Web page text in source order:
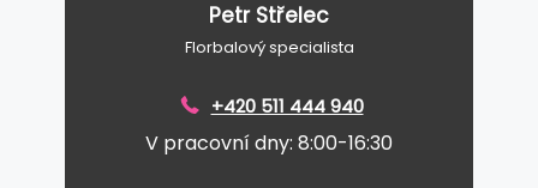
Petr Střelec
Florbalový specialista
+420 511 444 940
V pracovní dny: 8:00-16:30